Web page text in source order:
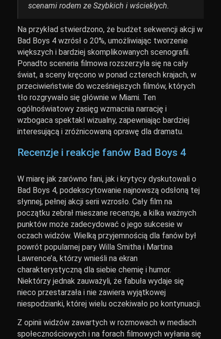
scenami rodem ze Szybkich i wściekłych.
Na przykład stwierdzono, że budżet sekwencji akcji w
Bad Boys 4 wzrósł o 20%, umożliwiając tworzenie
większych i bardziej skomplikowanych scenografii.
Ponadto sceneria filmowa rozszerzyła się na cały
świat, a sceny kręcono w ponad czterech krajach, w
przeciwieństwie do wcześniejszych filmów, których
tło rozgrywało się głównie w Miami. Ten
ogólnoświatowy zasięg wzmacnia narrację i
wzbogaca spektakl wizualny, zapewniając bardziej
interesującą i zróżnicowaną oprawę dla dramatu.
Recenzje i reakcje fanów Bad Boys 4
W miarę jak zarówno fani, jak i krytycy dyskutowali o
Bad Boys 4, podekscytowanie najnowszą odsłoną tej
słynnej, pełnej akcji serii wzrosło. Cały film na
początku zebrał mieszane recenzje, a kilka ważnych
punktów może zadecydować o jego sukcesie w
oczach widzów. Wielką przyjemnością dla fanów był
powrót popularnej pary Willa Smitha i Martina
Lawrence’a, którzy wnieśli na ekran
charakterystyczną dla siebie chemię i humor.
Niektórzy jednak zauważyli, że fabuła wydaje się
nieco przestarzała i nie zawiera wyjątkowej
niespodzianki, której wielu oczekiwało po kontynuacji.
Z opinii widzów zawartych w rozmowach w mediach
społecznościowych i na forach filmowych wyłania się